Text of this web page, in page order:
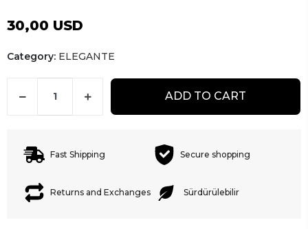
30,00 USD
Category: ELEGANTE
ADD TO CART
Fast Shipping Secure shopping
Returns and Exchanges Sürdürülebilir